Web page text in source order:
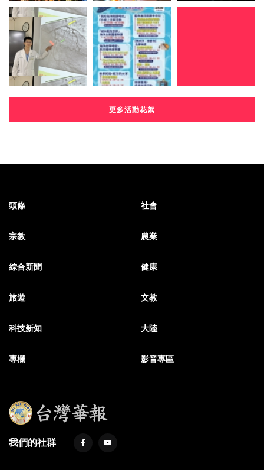
更多活動花絮
頭條 社會
宗教 農業
綜合新聞 健康
旅遊 文教
科技新知 大陸
專欄 影音專區
我們的社群